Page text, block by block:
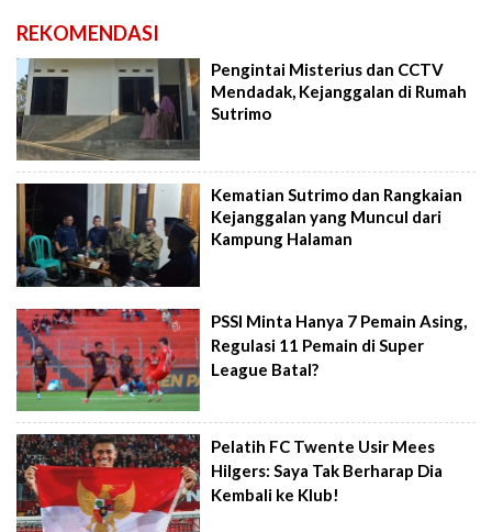
REKOMENDASI
Pengintai Misterius dan CCTV
Mendadak, Kejanggalan di Rumah
Sutrimo
Kematian Sutrimo dan Rangkaian
Kejanggalan yang Muncul dari
Kampung Halaman
PSSI Minta Hanya 7 Pemain Asing,
Regulasi 11 Pemain di Super
League Batal?
Pelatih FC Twente Usir Mees
Hilgers: Saya Tak Berharap Dia
Kembali ke Klub!